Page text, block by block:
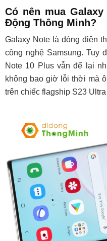
Có nên mua
Động Thông Minh?
Galaxy Note là dòng điện
công nghệ Samsung. Tuy
Note 10 Plus vẫn để lại
không bao giờ lỗi thời mà
trên chiếc flagship S23